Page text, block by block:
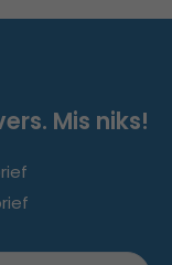
Mis niks!